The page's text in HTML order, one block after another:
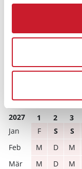
D
M D
S
M D
2027 1 2 3
F
S S
M
D M
M
D M